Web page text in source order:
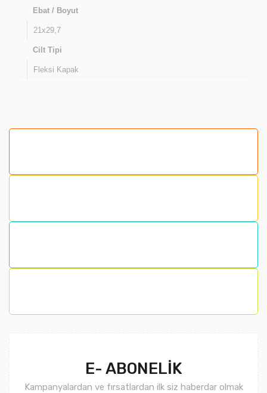
Ebat / Boyut
21x29,7
Cilt Tipi
Fleksi Kapak
Bu ürüne benzer farklı alternatifler olmalı.
E- ABONELİK
Kampanyalardan ve fırsatlardan ilk siz haberdar olmak